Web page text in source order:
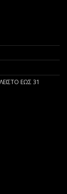
ΕΩΣ 31